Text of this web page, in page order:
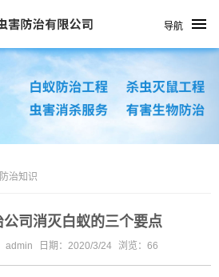
导航
治知识
司消灭白蚁的三个要点
admin 日期：2020/3/24 浏览： 66